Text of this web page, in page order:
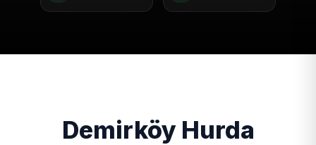
Demirköy Hurda